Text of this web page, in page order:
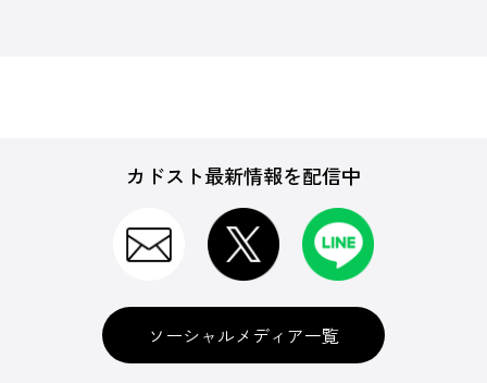
カドスト最新情報を配信中
ソーシャルメディア一覧